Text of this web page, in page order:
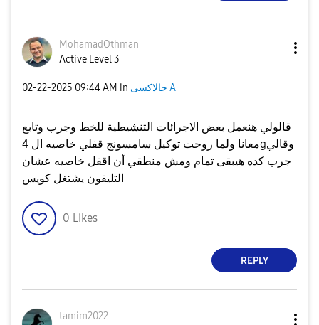
MohamadOthman
Active Level 3
‎02-22-2025 09:44 AM in جالاكسى A
قالولي هنعمل بعض الاجرائات التنشيطية للخط وجرب وتابع
معانا ولما روحت توكيل سامسونج قفلي خاصيه ال 4gوقالي
جرب كده هيبقى تمام ومش منطقي أن اقفل خاصيه عشان
التليفون يشتغل كويس
0 Likes
REPLY
tamim2022